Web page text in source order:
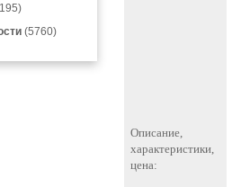
(5760)
Описание,
характеристики,
цена: